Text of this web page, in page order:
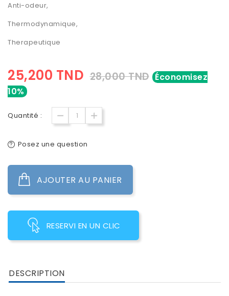
Anti-odeur,
Thermodynamique,
Therapeutique
25,200 TND 28,000 TND Économisez
10%
Quantité :
Posez une question
AJOUTER AU PANIER
RESERVI EN UN CLIC
DESCRIPTION